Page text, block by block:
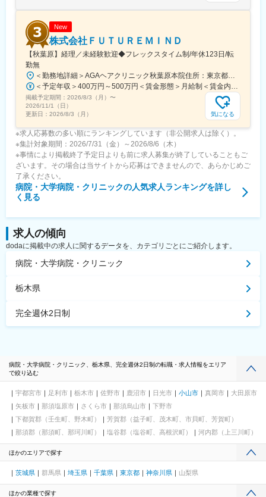
変更の範囲：会社の定める業務
New
株式会社ＦＵＴＵＲＥＭＩＮＤ
【秋葉原】経理／未経験歓迎◆フレックスタイム制/年休123日/転
勤無
＜勤務地詳細＞AGAヘアクリニック秋葉原本院住所：東京都千代田区外神田3-12-8 住友不動産秋葉原ビル9F受動喫煙対策：屋内全面禁煙変更の範囲：会社の定める事業所（リモートワーク含む）
＜予定年収＞400万円～500万円＜賃金形態＞月給制＜賃金内訳＞月額（基本給）：275,000円～350,000円＜月給＞275,000円～350,000円＜昇給有無＞有＜残業手当＞有＜給与補足＞■ 多職種手当:5万円（複数の職種をマルチに対応するスタッフへの手当） ■ 多エリア手当:4万円（複数の拠点を横断してくれるスタッフへの手当） ■ 役職手当:0～52万円■ 達成手当：0～100万円（半期評価によって増減する手当）賃金はあくまでも目安の金額であり、選考を通じて上下する可能性があります。月給(月額)は固定手当を含めた表記です。
掲載予定期間： 2026/8/3（月） 〜
2026/11/1（日）
更新日： 2026/8/3（月） 気になる
※求人応募数の多い順にランキングしています（非公開求人は除く）。
※集計対象期間：2026/7/31（金）～2026/8/6（木）
※事情により掲載終了予定日よりも前に求人募集が終了していることもご
ざいます。その場合は当サイトから応募はできませんので、あらかじめご
了承ください。
病院・大学病院・クリニックの人気求人ランキングを詳し
く見る
求人の傾向
dodaに掲載中の求人に関するデータを、カテゴリごとにご紹介します。
病院・大学病院・クリニック
栃木県
完全週休2日制
病院・大学病院・クリニック、栃木県、完全週休2日制の転職・求人情報をエリア
で絞り込む
宇都宮市 足利市 栃木市 佐野市 鹿沼市 日光市 小山市 真岡市
大田原市
矢板市
那須塩原市 さくら市 那須烏山市
下野市
下都賀郡（壬生町、野木町）
芳賀郡（益子町、茂木町、市貝町、芳賀町）
那須郡（那須町、那珂川町）
塩谷郡（塩谷町、高根沢町） 河内郡（上三川町）
ほかのエリアで探す
茨城県 群馬県 埼玉県 千葉県 東京都 神奈川県 山梨県
ほかの業種で探す